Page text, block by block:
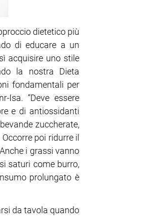
dietetico più
di educare a un
acquisire uno stile
la nostra Dieta
fondamentali per
Isa. “Deve essere
e di antiossidanti
zuccherate,
poi ridurre il
i grassi vanno
saturi come burro,
prolungato è
da tavola quando